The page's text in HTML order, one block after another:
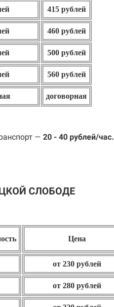
415 рублей
460 рублей
500 рублей
560 рублей
договорная
— 20 - 40 рублей/час.
СЛОБОДЕ
Цена
от 230 рублей
от 280 рублей